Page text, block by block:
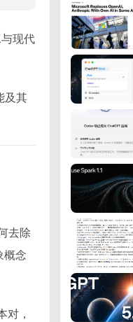
现代
及其
去除
概念
对，